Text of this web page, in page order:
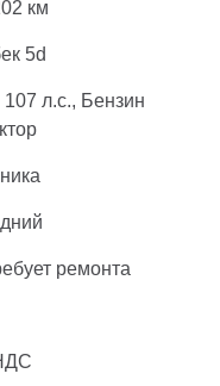
км
5d
107 л.с., Бензин
ремонта